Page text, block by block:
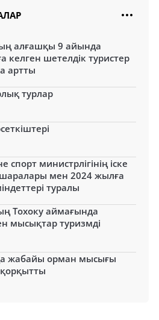
алғашқы 9 айында
келген шетелдік туристер
артты
турлар
спорт министрлігінің іске
шаралары мен 2024 жылға
туралы
Тохоку аймағында
мысықтар туризмді
жабайы орман мысығы
қорқытты